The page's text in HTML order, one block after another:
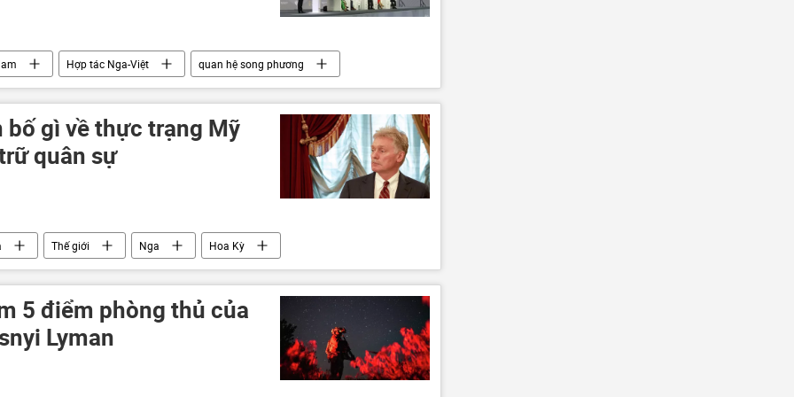
Hợp tác Nga-Việt
quan hệ song phương
Pháp luật
gì về thực trạng Mỹ
quân sự
Thế giới Nga
Hoa Kỳ
Dmitry Peskov Ukraina
lực lượng vũ trang
5 điểm phòng thủ của
Lyman